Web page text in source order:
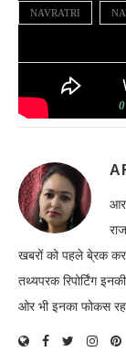
NAVRATRI
0
खबरों को पहले बे्रक
तथ्यपरक रिपोर्टिंग
ओर भी इनका फोकस